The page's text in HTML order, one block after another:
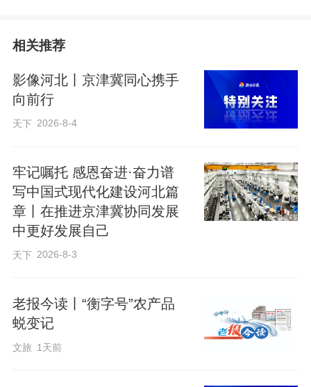
相关推荐
影像河北丨京津冀同心携手
向前行
天下 2026-8-4
牢记嘱托 感恩奋进·奋力谱
写中国式现代化建设河北篇
章丨在推进京津冀协同发展
中更好发展自己
天下 2026-8-3
老报今读丨“衡字号”农产品
蜕变记
文旅 1天前